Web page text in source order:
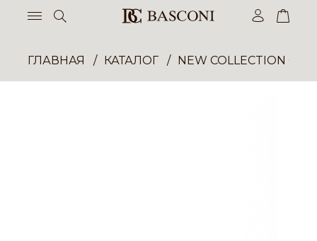
ГЛАВНАЯ КАТАЛОГ NEW COLLECTION